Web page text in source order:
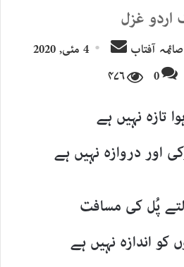
اردو غزل
صائمہ آفتاب
Send
email
4 مئی, 2020
0 ۴۷۶
تازہ نہیں ہے
اور دروازہ نہیں ہے
پُل کی مسافت
اندازہ نہیں ہے